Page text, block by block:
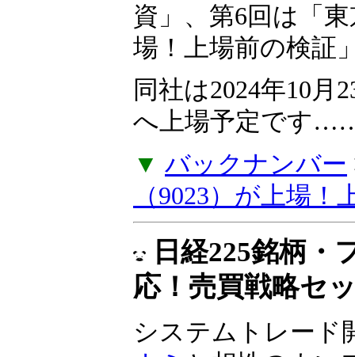
IPO投資家の柳橋
によるコラム「イ
資とIPO投資」、
（9023）が上場！
同社は2024年10月
へ上場予定です
▼ バックナンバー
（9023）が上場！
日経225銘柄・
応！売買戦略セ